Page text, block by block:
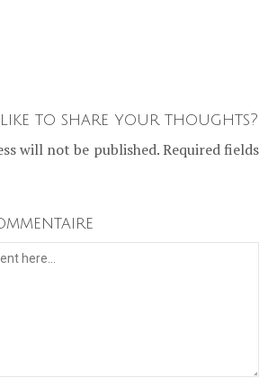
to share your thoughts?
will not be published. Required fields